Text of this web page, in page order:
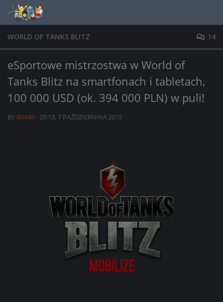
Skip to content
WORLD OF TANKS BLITZ 14
eSportowe mistrzostwa w World of
Tanks Blitz na smartfonach i tabletach,
100 000 USD (ok. 394 000 PLN) w puli!
BY BIN4R · 20:13, 7 PAŹDZIERNIKA 2019